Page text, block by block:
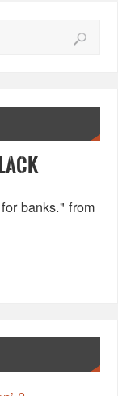
banks." from